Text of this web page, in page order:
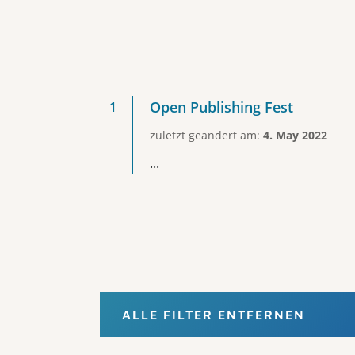
Open Publishing Fest
zuletzt geändert am: 4. May 2022
...
ALLE FILTER ENTFERNEN